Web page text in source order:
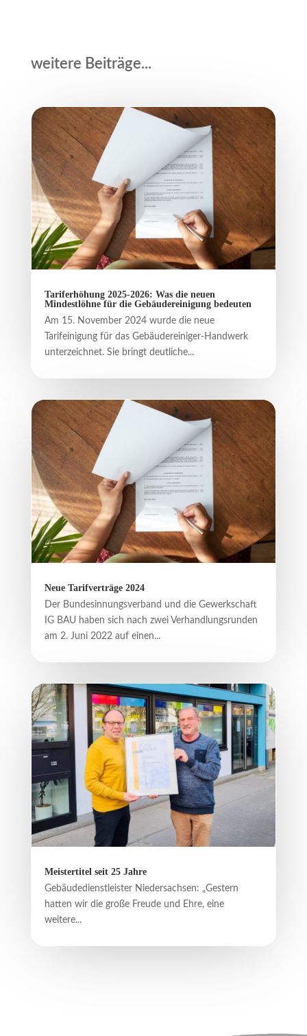
weitere Beiträge...
Tariferhöhung 2025-2026: Was die neuen
Mindestlöhne für die Gebäudereinigung bedeuten
Am 15. November 2024 wurde die neue
Tarifeinigung für das Gebäudereiniger-Handwerk
unterzeichnet. Sie bringt deutliche...
Neue Tarifverträge 2024
Der Bundesinnungsverband und die Gewerkschaft
IG BAU haben sich nach zwei Verhandlungsrunden
am 2. Juni 2022 auf einen...
Meistertitel seit 25 Jahre
Gebäudedienstleister Niedersachsen: „Gestern
hatten wir die große Freude und Ehre, eine
weitere...